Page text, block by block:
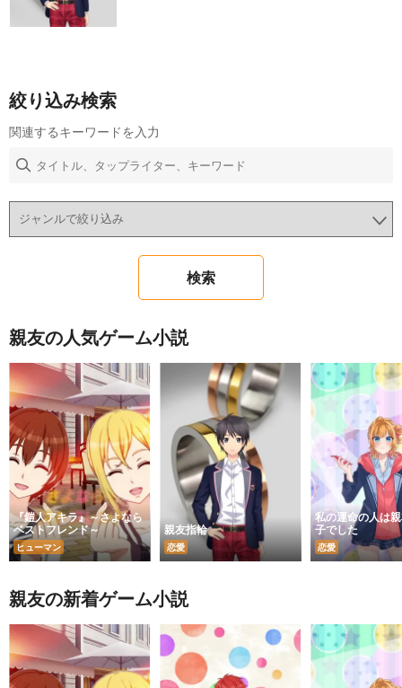
絞り込み検索
関連するキーワードを入力
親友の人気ゲーム小説
『鎧人アキラ』～さよなら
ベストフレンド～
ヒューマン
親友指輪
恋愛
私の運命の人は
子でした
恋愛
親友の新着ゲーム小説